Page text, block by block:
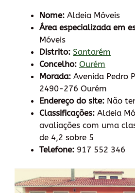
Nome: Aldeia Móveis
Área especializada em
Móveis
Distrito: Santarém
Concelho: Ourém
Morada: Avenida Pedro
2490-276 Ourém
Endereço do site: Não
Classificações: Aldeia
avaliações com uma
de 4,2 sobre 5
Telefone: 917 552 346